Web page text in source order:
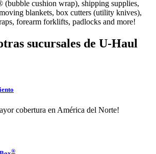
cushion wrap), shipping supplies,
blankets, box cutters (utility knives),
forearm forklifts, padlocks and more!
sucursales de U-Haul
cobertura en América del Norte!
®